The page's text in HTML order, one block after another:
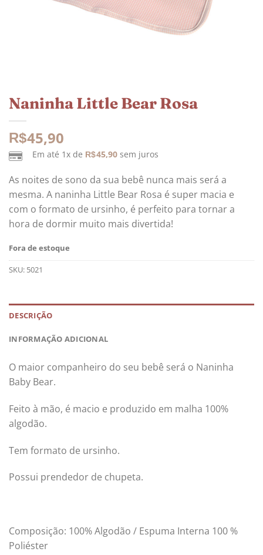
Naninha Little Bear Rosa
R$45,90
Em até 1x de R$45,90 sem juros
As noites de sono da sua bebê nunca mais será a
mesma. A naninha Little Bear Rosa é super macia e
com o formato de ursinho, é perfeito para tornar a
hora de dormir muito mais divertida!
Fora de estoque
SKU: 5021
DESCRIÇÃO
INFORMAÇÃO ADICIONAL
O maior companheiro do seu bebê será o Naninha
Baby Bear.
Feito à mão, é macio e produzido em malha 100%
algodão.
Tem formato de ursinho.
Possui prendedor de chupeta.
Composição: 100% Algodão / Espuma Interna 100 %
Poliéster